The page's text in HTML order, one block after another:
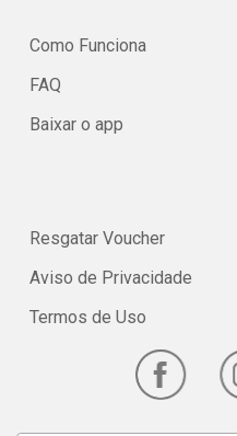
Como Funciona
FAQ
Baixar o app
Resgatar Voucher
Aviso de Privacidade
Termos de Uso